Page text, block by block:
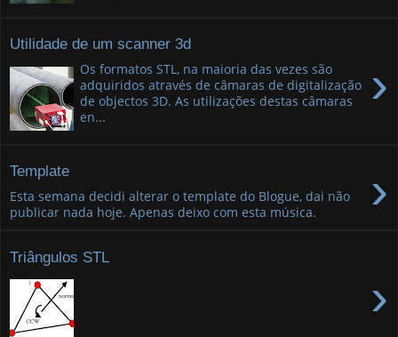
Utilidade de um scanner 3d
›
Os formatos STL, na maioria das vezes são
adquiridos através de câmaras de digitalização
de objectos 3D. As utilizações destas câmaras
en...
Template ›
Esta semana decidi alterar o template do Blogue, dai não
publicar nada hoje. Apenas deixo com esta música.
Triângulos STL
›